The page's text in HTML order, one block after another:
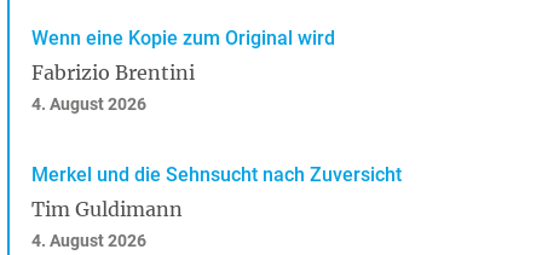
Wenn eine Kopie zum Original wird
Fabrizio Brentini
4. August 2026
Merkel und die Sehnsucht nach Zuversicht
Tim Guldimann
4. August 2026